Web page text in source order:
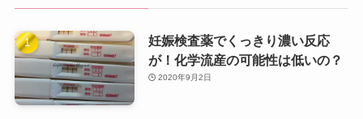
妊娠検査薬でくっきり濃い反応
が！化学流産の可能性は低いの？
2020年9月2日